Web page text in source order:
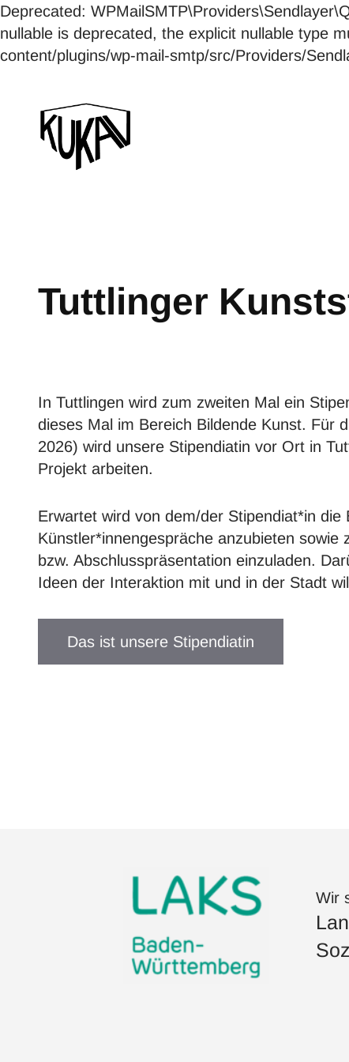
Deprecated:
nullable is deprecated, the explicit nullable type
content/plugins/wp-mail-smtp/src/Providers/
Tuttlinger
In Tuttlingen wird zum zweiten Mal ein
dieses Mal im Bereich Bildende Kunst. Für
2026) wird unsere Stipendiatin vor Ort in
Projekt arbeiten.
Erwartet wird von dem/der Stipendiat*in
Künstler*innengespräche anzubieten sowie
bzw. Abschlusspräsentation einzuladen.
Ideen der Interaktion mit und in der Stadt
Das ist unsere Stipendiatin
Wir